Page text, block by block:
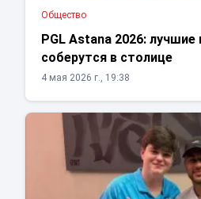
Общество
PGL Astana 2026:
соберутся в столице
4 мая 2026 г., 19:38